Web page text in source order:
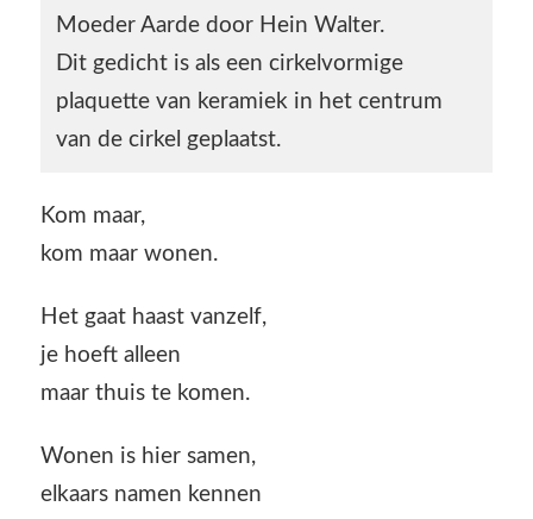
Moeder Aarde door Hein Walter.
Dit gedicht is als een cirkelvormige
plaquette van keramiek in het centrum
van de cirkel geplaatst.
Kom maar,
kom maar wonen.
Het gaat haast vanzelf,
je hoeft alleen
maar thuis te komen.
Wonen is hier samen,
elkaars namen kennen